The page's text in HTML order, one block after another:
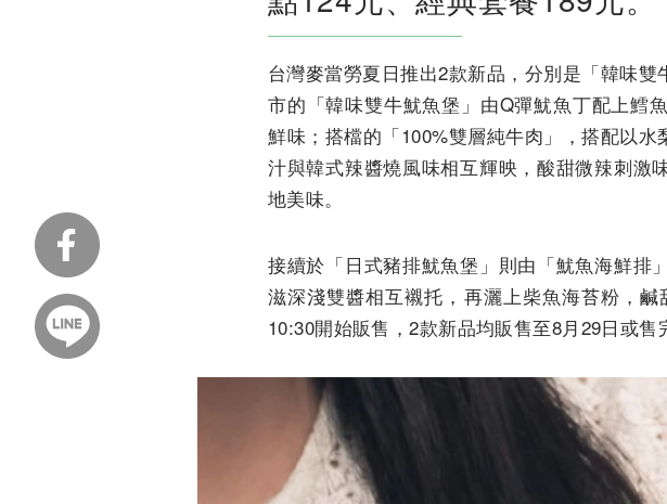
台灣麥當勞夏日推出2款新品，分別是「韓味
市的「韓味雙牛魷魚堡」由Q彈魷魚丁配上鱈
鮮味；搭檔的「100%雙層純牛肉」，搭配以
汁與韓式辣醬燒風味相互輝映，酸甜微辣刺激
地美味。
接續於「日式豬排魷魚堡」則由「魷魚海鮮排
滋深淺雙醬相互襯托，再灑上柴魚海苔粉，
10:30開始販售，2款新品均販售至8月29日或售